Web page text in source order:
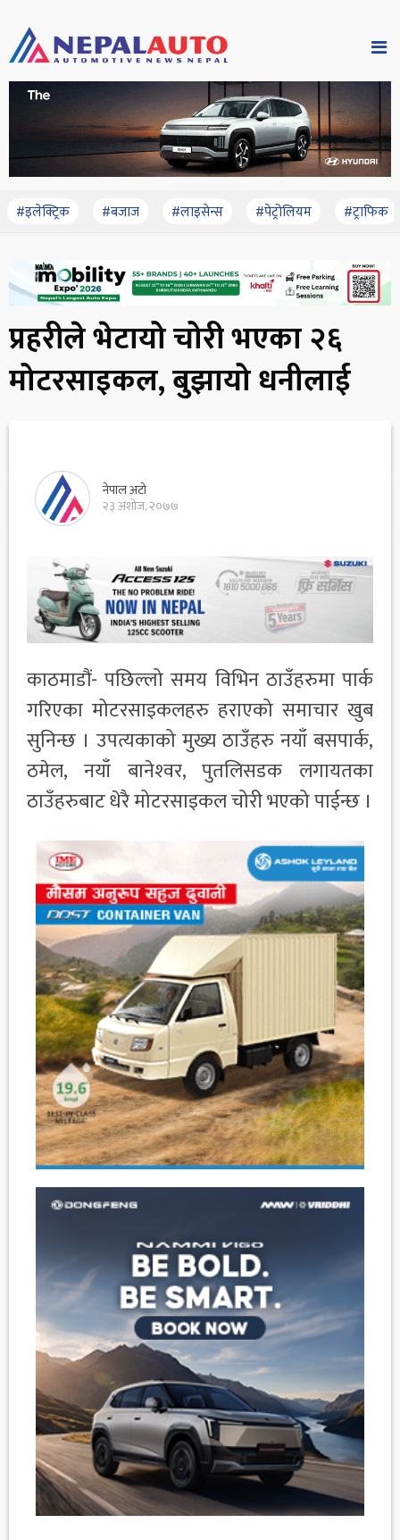
#इलेक्ट्रिक #बजाज #लाइसेन्स #पेट्रोलियम #ट्राफिक
प्रहरीले भेटायो चोरी भएका २६
मोटरसाइकल, बुझायो धनीलाई
नेपाल अटो
२३ अशोज, २०७७
काठमाडौं- पछिल्लो समय विभिन ठाउँहरुमा पार्क
गरिएका मोटरसाइकलहरु हराएको समाचार खुब
सुनिन्छ । उपत्यकाको मुख्य ठाउँहरु नयाँ बसपार्क,
ठमेल, नयाँ बानेश्‍वर, पुतलिसडक लगायतका
ठाउँहरुबाट धेरै मोटरसाइकल चोरी भएको पाईन्छ ।